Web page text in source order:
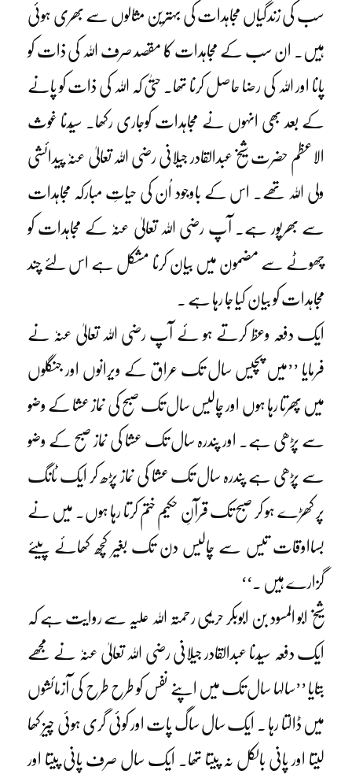
سب کی زندگیاں مجاہدات کی بہترین مثالوں سے بھری ہوئی
ہیں۔ ان سب کے مجاہدات کا مقصد صرف اللہ کی ذات کو
پانا اور اللہ کی رضا حاصل کرنا تھا۔ حتیٰ کہ اللہ کی ذات کو پانے
کے بعد بھی انہوں نے مجاہدات کوجاری رکھا۔ سیّدنا غوث
الاعظم حضرت شیخ عبدالقادر جیلانی رضی اللہ تعالیٰ عنہٗ پیدائشی
ولی اللہ تھے۔ اس کے باوجود اُن کی حیاتِ مبارکہ مجاہدات
سے بھرپور ہے۔ آپ رضی اللہ تعالیٰ عنہٗ کے مجاہدات کو
چھوٹے سے مضمون میں بیان کرنا مشکل ہے اس لئے چند
مجاہدات کو بیان کیا جا رہا ہے ۔
ایک دفعہ وعظ کرتے ہو ئے آپ رضی اللہ تعالیٰ عنہٗ نے
فرمایا ’’میں پچیس سال تک عراق کے ویرانوں اور جنگلوں
میں پھرتا رہا ہوں اور چالیس سال تک صبح کی نماز عشا کے وضو
سے پڑھی ہے۔ اور پندرہ سال تک عشا کی نماز صبح کے وضو
سے پڑھی ہے پندرہ سال تک عشا کی نماز پڑھ کر ایک ٹانگ
پر کھڑے ہو کر صبح تک قرآنِ حکیم ختم کرتا رہا ہوں۔ میں نے
بسااوقات تیس سے چالیس دن تک بغیر کچھ کھائے پیئے
گزارے ہیں ۔‘‘
شیخ ابو المسود بن ابوبکر حریمی رحمتہ اللہ علیہ سے روایت ہے کہ
ایک دفعہ سیّدنا عبدالقادر جیلانی رضی اللہ تعالیٰ عنہٗ نے مجھے
بتایا ’’سالہا سال تک میں اپنے نفس کو طرح طرح کی آزمائشوں
میں ڈالتا رہا ۔ ایک سال ساگ پات اور کوئی گری ہوئی چیز کھا
لیتا اور پانی بالکل نہ پیتا تھا۔ ایک سال صرف پانی پیتا اور